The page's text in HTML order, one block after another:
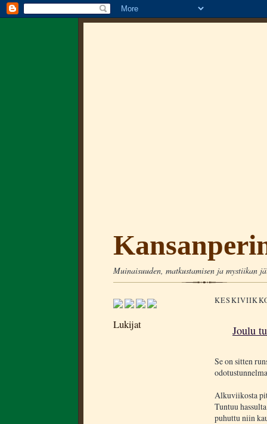
Muinaisuuden, matkustamisen ja mystiikan
Lukijat Joulu
Se on sitten
Alkuviikosta
Tuntuu
puhuttu niin